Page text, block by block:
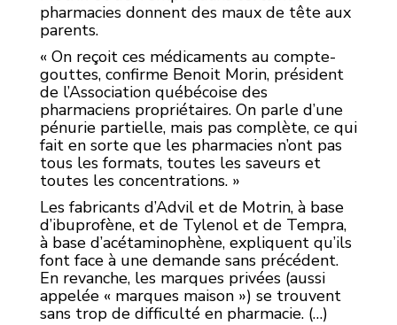
pharmacies donnent des maux de tête aux
parents.
« On reçoit ces médicaments au compte-
gouttes, confirme Benoit Morin, président
de l’Association québécoise des
pharmaciens propriétaires. On parle d’une
pénurie partielle, mais pas complète, ce qui
fait en sorte que les pharmacies n’ont pas
tous les formats, toutes les saveurs et
toutes les concentrations. »
Les fabricants d’Advil et de Motrin, à base
d’ibuprofène, et de Tylenol et de Tempra,
à base d’acétaminophène, expliquent qu’ils
font face à une demande sans précédent.
En revanche, les marques privées (aussi
appelée « marques maison ») se trouvent
sans trop de difficulté en pharmacie. (…)